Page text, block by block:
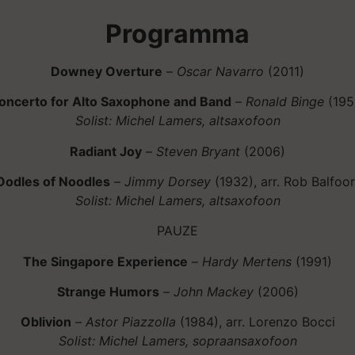
Programma
Downey Overture – Oscar Navarro (2011)
for Alto Saxophone and Band – Ronald Binge
Solist: Michel Lamers, altsaxofoon
Radiant Joy – Steven Bryant (2006)
of Noodles – Jimmy Dorsey(1932), arr. Rob
Solist: Michel Lamers, altsaxofoon
PAUZE
The Singapore Experience – Hardy Mertens (1991)
Strange Humors – John Mackey(2006)
Oblivion – Astor Piazzolla (1984), arr. Lorenzo Bocci
Solist: Michel Lamers, sopraansaxofoon